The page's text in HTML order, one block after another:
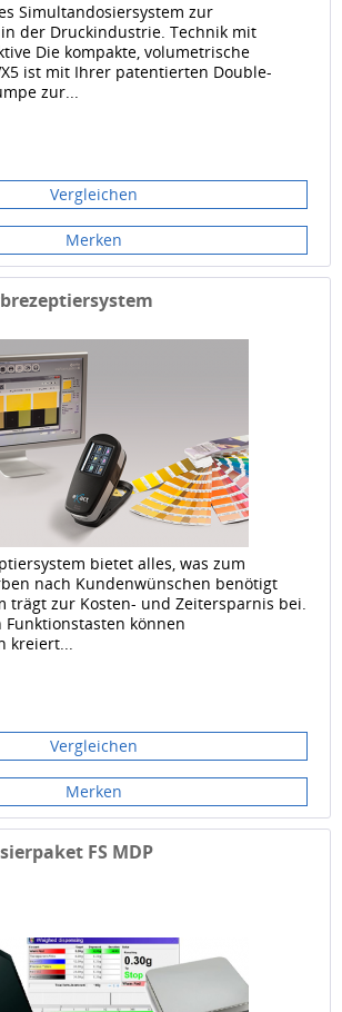
Simultandosiersystem zur
der Druckindustrie. Technik mit
Die kompakte, volumetrische
ist mit Ihrer patentierten Double-
zur...
Vergleichen
Merken
bietet alles, was zum
nach Kundenwünschen benötigt
trägt zur Kosten- und Zeitersparnis bei.
können
kreiert...
Vergleichen
Merken
FS MDP